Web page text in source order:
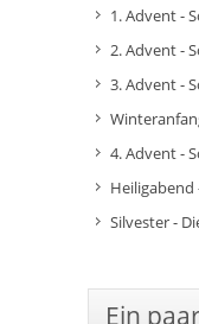
1. Advent -
2. Advent -
3. Advent -
4. Advent -
Heiligabend
Silvester -
Ein